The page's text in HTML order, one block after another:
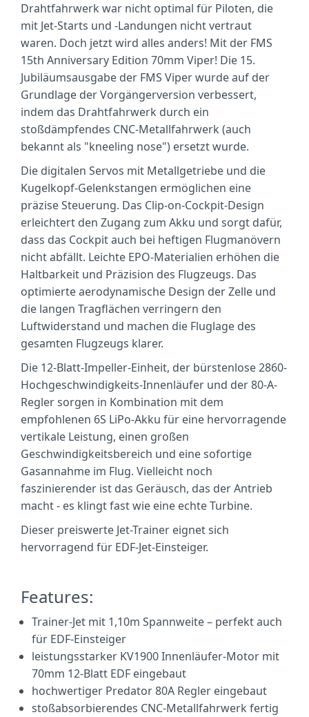
Drahtfahrwerk war nicht optimal für Piloten, die
mit Jet-Starts und -Landungen nicht vertraut
waren. Doch jetzt wird alles anders! Mit der FMS
15th Anniversary Edition 70mm Viper! Die 15.
Jubiläumsausgabe der FMS Viper wurde auf der
Grundlage der Vorgängerversion verbessert,
indem das Drahtfahrwerk durch ein
stoßdämpfendes CNC-Metallfahrwerk (auch
bekannt als "kneeling nose") ersetzt wurde.
Die digitalen Servos mit Metallgetriebe und die
Kugelkopf-Gelenkstangen ermöglichen eine
präzise Steuerung. Das Clip-on-Cockpit-Design
erleichtert den Zugang zum Akku und sorgt dafür,
dass das Cockpit auch bei heftigen Flugmanövern
nicht abfällt. Leichte EPO-Materialien erhöhen die
Haltbarkeit und Präzision des Flugzeugs. Das
optimierte aerodynamische Design der Zelle und
die langen Tragflächen verringern den
Luftwiderstand und machen die Fluglage des
gesamten Flugzeugs klarer.
Die 12-Blatt-Impeller-Einheit, der bürstenlose 2860-
Hochgeschwindigkeits-Innenläufer und der 80-A-
Regler sorgen in Kombination mit dem
empfohlenen 6S LiPo-Akku für eine hervorragende
vertikale Leistung, einen großen
Geschwindigkeitsbereich und eine sofortige
Gasannahme im Flug. Vielleicht noch
faszinierender ist das Geräusch, das der Antrieb
macht - es klingt fast wie eine echte Turbine.
Dieser preiswerte Jet-Trainer eignet sich
hervorragend für EDF-Jet-Einsteiger.
Features:
Trainer-Jet mit 1,10m Spannweite – perfekt auch
für EDF-Einsteiger
leistungsstarker KV1900 Innenläufer-Motor mit
70mm 12-Blatt EDF eingebaut
hochwertiger Predator 80A Regler eingebaut
stoßabsorbierendes CNC-Metallfahrwerk fertig